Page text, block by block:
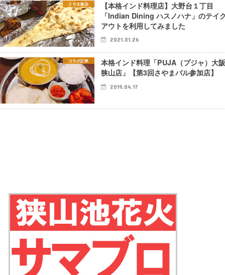
さやま散歩
【本格インド料理店】大野台１丁目
「Indian Dining ハスノハナ」 のテイ
アウトを利用してみました
2021.01.26
コラボ記事
本格インド料理「PUJA（プジャ）大
狭山店」【第3回さやまバル参加店】
2019.04.17